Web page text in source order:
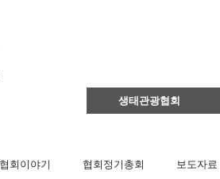
생태관광협회
협회이야기 협회정기총회 보도자료